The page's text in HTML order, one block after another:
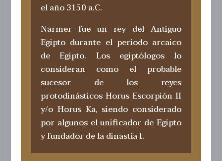
el año 3150 a.C.
Narmer fue un rey del Antiguo
Egipto durante el periodo arcaico
de Egipto.​ Los egiptólogos lo
consideran como el probable
sucesor de los reyes
protodinásticos Horus Escorpión II
y/o Horus Ka, siendo considerado
por algunos el unificador de Egipto
y fundador de la dinastía I.